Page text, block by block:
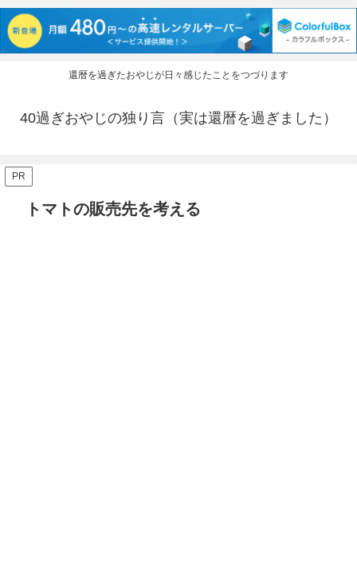
還暦を過ぎたおやじが日々感じたことをつづります
40過ぎおやじの独り言（実は還暦を過ぎました）
PR
トマトの販売先を考える